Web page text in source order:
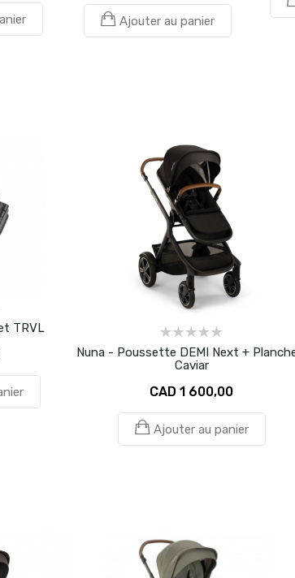
Ajouter au panier
TRVL
Nuna - Poussette DEMI Next +
Caviar
CAD 1 600,00
Ajouter au panier